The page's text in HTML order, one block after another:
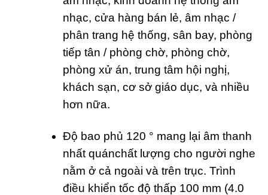
nhạc, cửa hàng bán lẻ, âm nhạc /
phân trang hệ thống, sân bay, phòng
tiếp tân / phòng chờ, phòng chờ,
phòng xử án, trung tâm hội nghị,
khách sạn, cơ sở giáo dục, và nhiều
hơn nữa.
Độ bao phủ 120 ° mang lại âm thanh
nhất quánchất lượng cho người nghe
nằm ở cả ngoài và trên trục. Trình
điều khiển tốc độ thấp 100 mm (4.0